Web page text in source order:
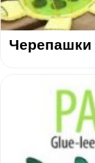
Черепашки